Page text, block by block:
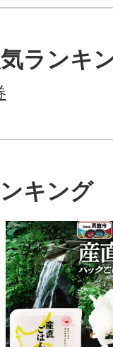
ランキ
キング